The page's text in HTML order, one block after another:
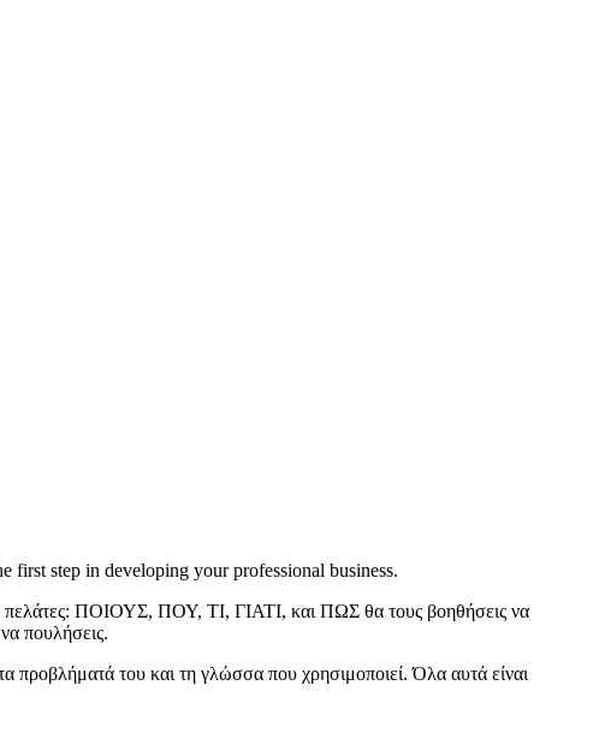
first step in developing your professional business.
πελάτες: ΠΟΙΟΥΣ, ΠΟΥ, ΤΙ, ΓΙΑΤΙ, και ΠΩΣ θα τους βοηθήσεις να
πουλήσεις.
προβλήματά του και τη γλώσσα που χρησιμοποιεί. Όλα αυτά είναι